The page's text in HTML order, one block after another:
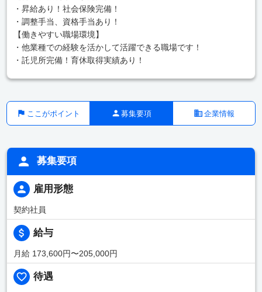
・昇給あり！社会保険完備！
・調整手当、資格手当あり！
【働きやすい職場環境】
・他業種での経験を活かして活躍できる職場です！
・託児所完備！育休取得実績あり！
ここがポイント 募集要項 企業情報
募集要項
雇用形態
契約社員
給与
月給 173,600円〜205,000円
待遇